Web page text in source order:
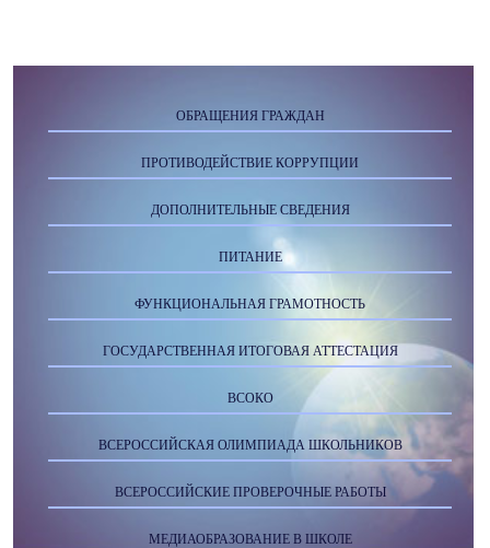
ОБРАЩЕНИЯ ГРАЖДАН
ПРОТИВОДЕЙСТВИЕ КОРРУПЦИИ
ДОПОЛНИТЕЛЬНЫЕ СВЕДЕНИЯ
ПИТАНИЕ
ФУНКЦИОНАЛЬНАЯ ГРАМОТНОСТЬ
ГОСУДАРСТВЕННАЯ ИТОГОВАЯ АТТЕСТАЦИЯ
ВСОКО
ВСЕРОССИЙСКАЯ ОЛИМПИАДА ШКОЛЬНИКОВ
ВСЕРОССИЙСКИЕ ПРОВЕРОЧНЫЕ РАБОТЫ
МЕДИАОБРАЗОВАНИЕ В ШКОЛЕ